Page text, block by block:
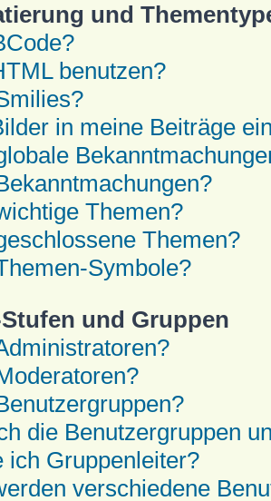
und
benutzen?
in meine Beiträge
Themen?
Themen?
Symbole?
und Gruppen
die Benutzergruppen
ich Gruppenleiter?
verschiedene